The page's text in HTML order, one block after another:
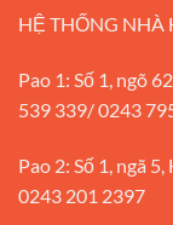
HỆ THỐNG NHÀ
Pao 1: Số 1, ngõ
539 339/ 0243
Pao 2: Số 1, ngã
0243 201 2397